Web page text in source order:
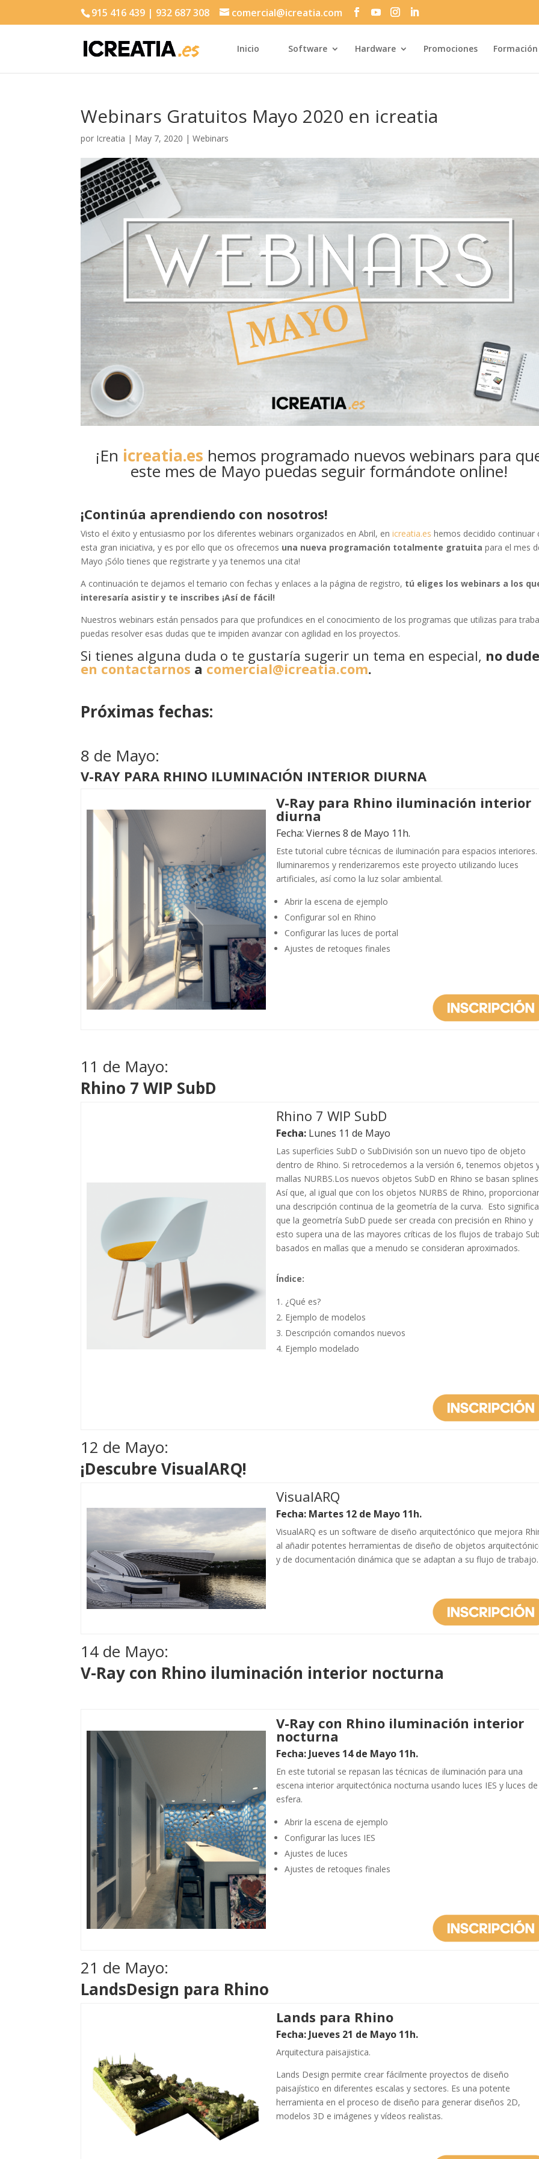
915 416 439 | 932 687 308 comercial@icreatia.com
Inicio Software Hardware Promociones Formación
Búsqueda
productos
Webinars Gratuitos Mayo 2020 en icreatia
por Icreatia | May 7, 2020 |Webinars
¡En icreatia.es hemos programado nuevos webinars para
este mes de Mayo puedas seguir formándote online!
¡Continúa aprendiendo con nosotros!
Visto el éxito y entusiasmo por los diferentes webinars organizados en Abril, enicreatia.es hemos decidido continuar
esta gran iniciativa, y es por ello que os ofrecemos una nueva programación totalmente gratuita para el mes
Mayo ¡Sólo tienes que registrarte y ya tenemos una cita!
A continuación te dejamos el temario con fechas y enlaces a la página de registro, tú eliges los webinars a los
interesaría asistir y te inscribes ¡Así de fácil!
Nuestros webinars están pensados para que profundices en el conocimiento de los programas que utilizas para
puedas resolver esas dudas que te impiden avanzar con agilidad en los proyectos.
Si tienes alguna duda o te gustaría sugerir un tema en especial, no
en contactarnos a comercial@icreatia.com.
Próximas fechas:
8 de Mayo:
V-RAY PARA RHINO ILUMINACIÓN INTERIOR DIURNA
V-Ray para Rhino iluminación interior
diurna
Fecha: Viernes 8 de Mayo 11h.
Este tutorial cubre técnicas de iluminación para espacios interiores.
Iluminaremos y renderizaremos este proyecto utilizando luces
artificiales, así como la luz solar ambiental.
Abrir la escena de ejemplo
Configurar sol en Rhino
Configurar las luces de portal
Ajustes de retoques finales
11 de Mayo:
Rhino 7 WIP SubD
Rhino 7 WIP SubD
Fecha: Lunes 11 de Mayo
Las superficies SubD o SubDivisión son un nuevo tipo de objeto
dentro de Rhino. Si retrocedemos a la versión 6, tenemos objetos
mallas NURBS.Los nuevos objetos SubD en Rhino se basan splines.
Así que, al igual que con los objetos NURBS de Rhino,
una descripción continua de la geometría de la curva. Esto significa
que la geometría SubD puede ser creada con precisión en Rhino y
esto supera una de las mayores críticas de los flujos de trabajo
basados en mallas que a menudo se consideran aproximados.
Índice:
¿Qué es?
Ejemplo de modelos
Descripción comandos nuevos
Ejemplo modelado
12 de Mayo:
¡Descubre VisualARQ!
VisualARQ
Fecha: Martes 12 de Mayo 11h.
VisualARQ es un software de diseño arquitectónico que mejora
al añadir potentes herramientas de diseño de objetos
y de documentación dinámica que se adaptan a su flujo de trabajo.
14 de Mayo:
V-Ray con Rhino iluminación interior nocturna
V-Ray con Rhino iluminación interior
nocturna
Fecha: Jueves 14 de Mayo 11h.
En este tutorial se repasan las técnicas de iluminación para una
escena interior arquitectónica nocturna usando luces IES y luces de
esfera.
Abrir la escena de ejemplo
Configurar las luces IES
Ajustes de luces
Ajustes de retoques finales
21 de Mayo:
LandsDesign para Rhino
Lands para Rhino
Fecha: Jueves 21 de Mayo 11h.
Arquitectura paisajistica.
Lands Design permite crear fácilmente proyectos de diseño
paisajístico en diferentes escalas y sectores. Es una potente
herramienta en el proceso de diseño para generar diseños 2D,
modelos 3D e imágenes y vídeos realistas.